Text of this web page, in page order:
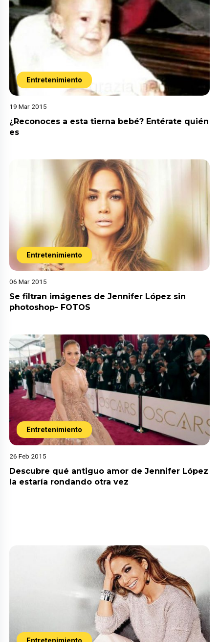
Entretenimiento
19 Mar 2015
¿Reconoces a esta tierna bebé? Entérate quién
es
Entretenimiento
06 Mar 2015
Se filtran imágenes de Jennifer López sin
photoshop- FOTOS
Entretenimiento
26 Feb 2015
Descubre qué antiguo amor de Jennifer López
la estaría rondando otra vez